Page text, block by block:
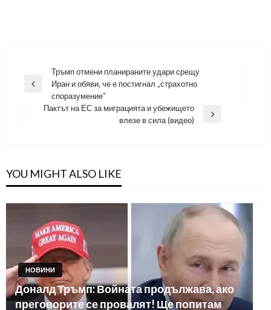
Навигация
Previous
Тръмп отмени планираните удари срещу
Иран и обяви, че е постигнал „страхотно
споразумение“
Пактът на ЕС за миграцията и убежището
влезе в сила (видео)
YOU MIGHT ALSO LIKE
НОВИНИ
Доналд Тръмп: Войната продължава, ако
преговорите се провалят! Ще попитам